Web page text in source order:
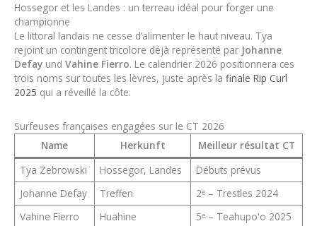
Hossegor et les Landes : un terreau idéal pour forger une
championne
Le littoral landais ne cesse d’alimenter le haut niveau. Tya
rejoint un contingent tricolore déjà représenté par Johanne
Defay und Vahine Fierro. Le calendrier 2026 positionnera ces
trois noms sur toutes les lèvres, juste après la finale Rip Curl
2025 qui a réveillé la côte.
Surfeuses françaises engagées sur le CT 2026
Name
Herkunft
Meilleur résultat CT
Tya Zebrowski
Hossegor, Landes
Débuts prévus
Johanne Defay
Treffen
2ᵉ – Trestles 2024
Vahine Fierro
Huahine 5ᵉ – Teahupoʻo 2025